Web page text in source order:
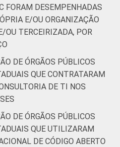
FORAM DESEMPENHADAS
E/OU ORGANIZAÇÃO
OU TERCEIRIZADA, POR
DE ÓRGÃOS PÚBLICOS
QUE CONTRATARAM
DE TI NOS
DE ÓRGÃOS PÚBLICOS
QUE UTILIZARAM
DE CÓDIGO ABERTO